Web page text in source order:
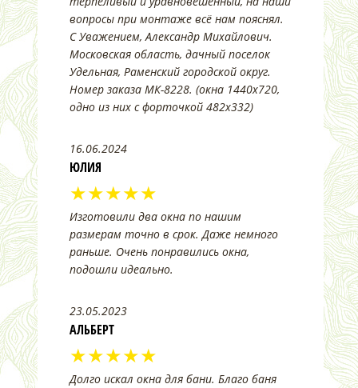
вопросы при монтаже всё нам пояснял.
С Уважением, Александр Михайлович.
Московская область, дачный поселок
Удельная, Раменский городской округ.
Номер заказа МК-8228. (окна 1440х720,
одно из них с форточкой 482х332)
16.06.2024
ЮЛИЯ
★★★★★
Изготовили два окна по нашим
размерам точно в срок. Даже немного
раньше. Очень понравились окна,
подошли идеально.
23.05.2023
АЛЬБЕРТ
★★★★★
Долго искал окна для бани. Благо баня